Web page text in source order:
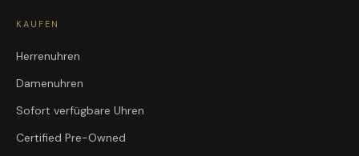
KAUFEN
Herrenuhren
Damenuhren
Sofort verfügbare Uhren
Certified Pre-Owned